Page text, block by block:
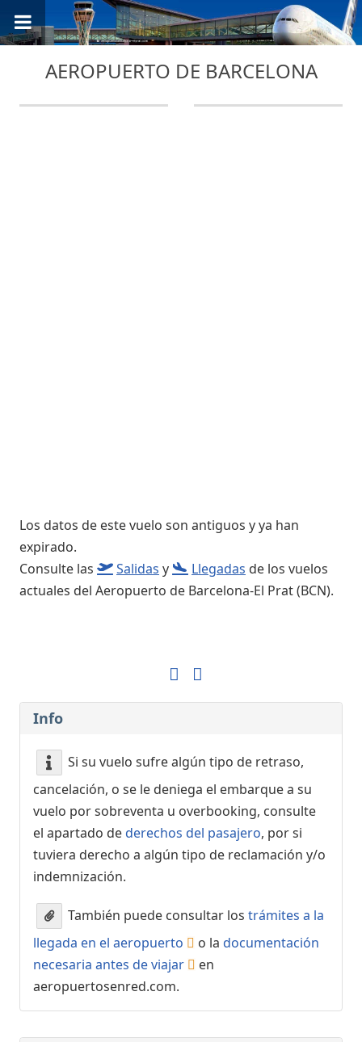
AEROPUERTO DE BARCELONA
Los datos de este vuelo son antiguos y ya han
expirado.
Consulte las
Salidas y Llegadas de los vuelos
actuales del Aeropuerto de Barcelona-El Prat (BCN).
Info
Si su vuelo sufre algún tipo de retraso,
cancelación, o se le deniega el embarque a su
vuelo por sobreventa u overbooking, consulte
el apartado dederechos del pasajero, por si
tuviera derecho a algún tipo de reclamación y/o
indemnización.
También puede consultar los trámites a la
llegada en el aeropuerto
o la documentación
necesaria antes de viajar
en
aeropuertosenred.com.